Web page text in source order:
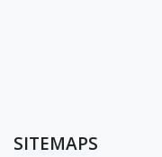
SITEMAPS